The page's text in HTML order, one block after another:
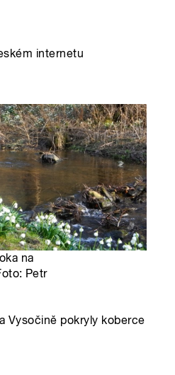
internetu
na
Petr
Vysočině pokryly koberce